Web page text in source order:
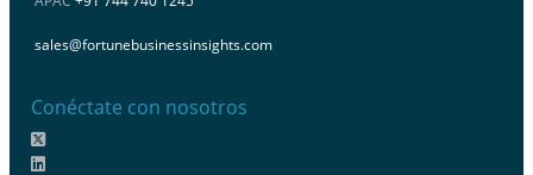
sales@fortunebusinessinsights.com
Conéctate con nosotros